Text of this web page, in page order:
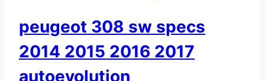
peugeot 308 sw specs
2014 2015 2016 2017
autoevolution